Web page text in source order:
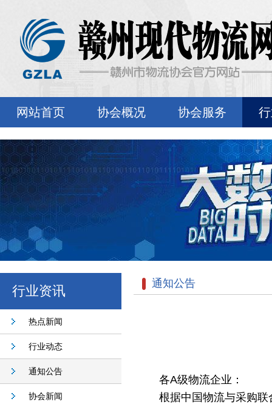
网站首页 协会概况 协会服务
行业资讯
热点新闻
行业动态
通知公告
协会新闻
通知公告
各A级物流企业：
根据中国物流与采购